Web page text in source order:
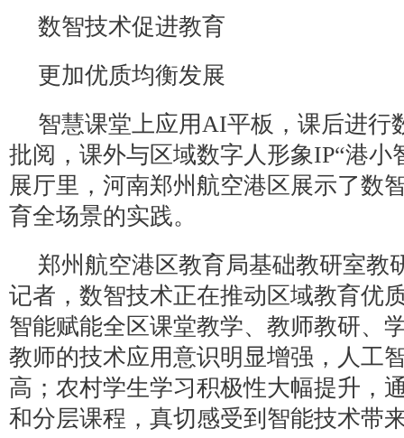
数智技术促进教育
更加优质均衡发展
智慧课堂上应用AI平板，课后进行
批阅，课外与区域数字人形象IP“港
展厅里，河南郑州航空港区展示了数
育全场景的实践。
郑州航空港区教育局基础教研室教
记者，数智技术正在推动区域教育优
智能赋能全区课堂教学、教师教研、
教师的技术应用意识明显增强，人工
高；农村学生学习积极性大幅提升，
和分层课程，真切感受到智能技术带